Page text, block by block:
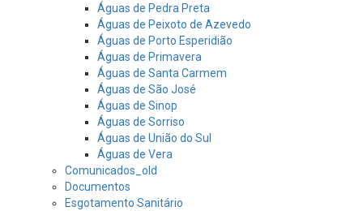
Águas de Pedra Preta
Águas de Peixoto de Azevedo
Águas de Porto Esperidião
Águas de Primavera
Águas de Santa Carmem
Águas de São José
Águas de Sinop
Águas de Sorriso
Águas de União do Sul
Águas de Vera
Comunicados_old
Documentos
Esgotamento Sanitário